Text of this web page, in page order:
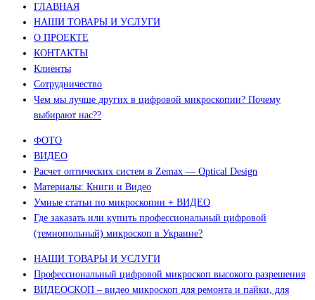
ГЛАВНАЯ
НАШИ ТОВАРЫ И УСЛУГИ
О ПРОЕКТЕ
КОНТАКТЫ
Клиенты
Сотрудничество
Чем мы лучше других в цифровой микроскопии? Почему
выбирают нас??
ФОТО
ВИДЕО
Расчет оптических систем в Zemax — Optical Design
Материалы: Книги и Видео
Умные статьи по микроскопии + ВИДЕО
Где заказать или купить профессиональный цифровой
(темнопольный) микроскоп в Украине?
НАШИ ТОВАРЫ И УСЛУГИ
Профессиональный цифровой микроскоп высокого разрешения
ВИДЕОСКОП – видео микроскоп для ремонта и пайки, для